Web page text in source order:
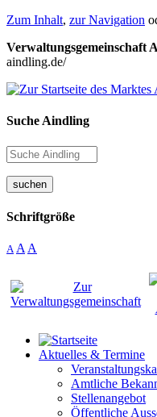
Zum Inhalt, zur Navigation
Verwaltungsgemeinschaft
aindling.de/
Suche Aindling
suchen
Schriftgröße
A A A
Aktuelles & Termine
Amtliche
Stellenangebot
Öffentliche